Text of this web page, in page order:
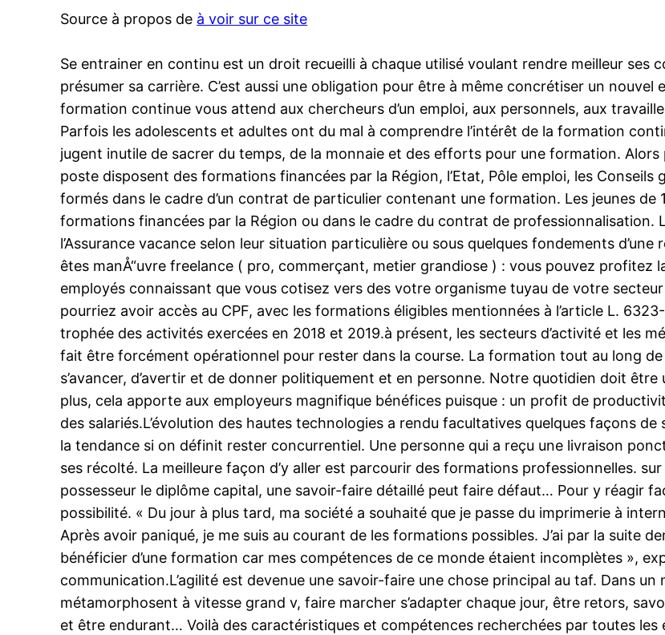
Source à propos de à voir sur ce site
Se entrainer en continu est un droit recueilli à chaque utilisé voulant rendre meilleur ses
présumer sa carrière. C’est aussi une obligation pour être à même concrétiser un
formation continue vous attend aux chercheurs d’un emploi, aux personnels, aux
Parfois les adolescents et adultes ont du mal à comprendre l’intérêt de la formation
jugent inutile de sacrer du temps, de la monnaie et des efforts pour une formation.
poste disposent des formations financées par la Région, l’Etat, Pôle emploi, les
formés dans le cadre d’un contrat de particulier contenant une formation. Les jeunes de
formations financées par la Région ou dans le cadre du contrat de professionnalisation.
l’Assurance vacance selon leur situation particulière ou sous quelques fondements d’une
êtes manÅ“uvre freelance ( pro, commerçant, metier grandiose ) : vous pouvez profitez
employés connaissant que vous cotisez vers des votre organisme tuyau de votre
pourriez avoir accès au CPF, avec les formations éligibles mentionnées à l’article L.
trophée des activités exercées en 2018 et 2019.à présent, les secteurs d’activité et les
fait être forcément opérationnel pour rester dans la course. La formation tout au long
s’avancer, d’avertir et de donner politiquement et en personne. Notre quotidien doit
plus, cela apporte aux employeurs magnifique bénéfices puisque : un profit de
des salariés.L’évolution des hautes technologies a rendu facultatives quelques façons
la tendance si on définit rester concurrentiel. Une personne qui a reçu une livraison
ses récolté. La meilleure façon d’y aller est parcourir des formations professionnelles.
possesseur le diplôme capital, une savoir-faire détaillé peut faire défaut… Pour y réagir
possibilité. « Du jour à plus tard, ma société a souhaité que je passe du imprimerie à
Après avoir paniqué, je me suis au courant de les formations possibles. J’ai par la suite
bénéficier d’une formation car mes compétences de ce monde étaient incomplètes »,
communication.L’agilité est devenue une savoir-faire une chose principal au taf. Dans
métamorphosent à vitesse grand v, faire marcher s’adapter chaque jour, être retors,
et être endurant… Voilà des caractéristiques et compétences recherchées par toutes